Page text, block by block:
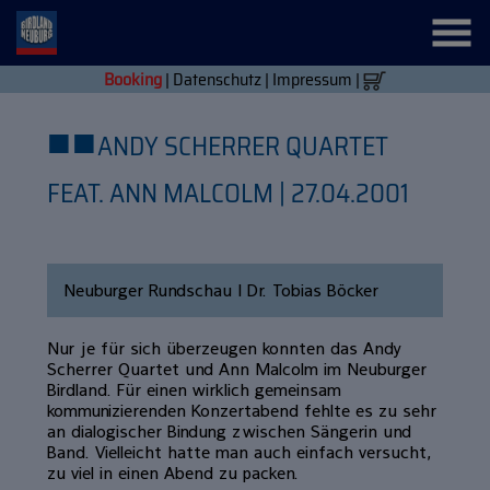
Booking| Datenschutz| Impressum |
■■ANDY SCHERRER QUARTET
FEAT. ANN MALCOLM | 27.04.2001
Neuburger Rundschau | Dr. Tobias Böcker
Nur je für sich überzeugen konnten das Andy
Scherrer Quartet und Ann Malcolm im Neuburger
Birdland. Für einen wirklich gemeinsam
kommunizierenden Konzertabend fehlte es zu sehr
an dialogischer Bindung zwischen Sängerin und
Band. Vielleicht hatte man auch einfach versucht,
zu viel in einen Abend zu packen.